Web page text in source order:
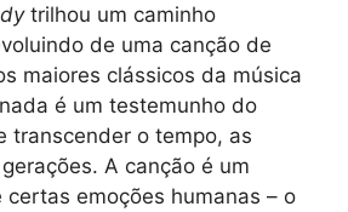
trilhou um caminho
de uma canção de
maiores clássicos da música
é um testemunho do
transcender o tempo, as
A canção é um
emoções humanas – o